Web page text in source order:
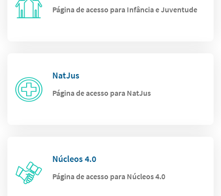
Página de acesso para Infância e Juventude
NatJus
Página de acesso para NatJus
Núcleos 4.0
Página de acesso para Núcleos 4.0